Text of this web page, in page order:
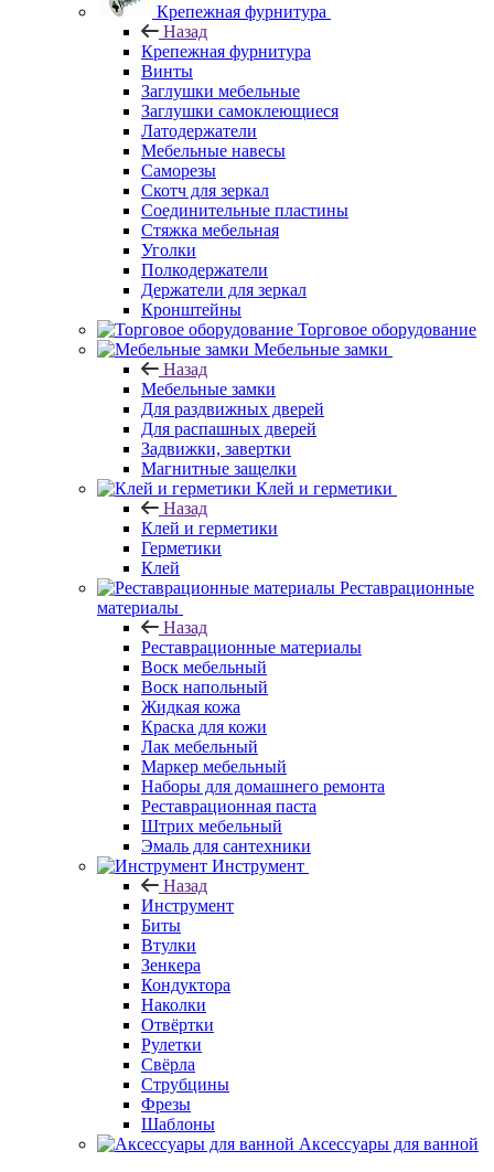
Крепежная фурнитура
Назад
Крепежная фурнитура
Винты
Заглушки мебельные
Заглушки самоклеющиеся
Латодержатели
Мебельные навесы
Саморезы
Скотч для зеркал
Соединительные пластины
Стяжка мебельная
Уголки
Полкодержатели
Держатели для зеркал
Кронштейны
Торговое оборудование
Мебельные замки
Назад
Мебельные замки
Для раздвижных дверей
Для распашных дверей
Задвижки, завертки
Магнитные защелки
Клей и герметики
Назад
Клей и герметики
Герметики
Клей
Реставрационные
материалы
Назад
Реставрационные материалы
Воск мебельный
Воск напольный
Жидкая кожа
Краска для кожи
Лак мебельный
Маркер мебельный
Наборы для домашнего ремонта
Реставрационная паста
Штрих мебельный
Эмаль для сантехники
Инструмент
Назад
Инструмент
Биты
Втулки
Зенкера
Кондуктора
Наколки
Отвёртки
Рулетки
Свёрла
Струбцины
Фрезы
Шаблоны
Аксессуары для ванной